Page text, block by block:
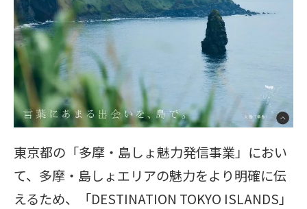
東京都の「多摩・島しょ魅力発信事業」におい
て、多摩・島しょエリアの魅力をより明確に伝
えるため、「DESTINATION TOKYO ISLANDS」